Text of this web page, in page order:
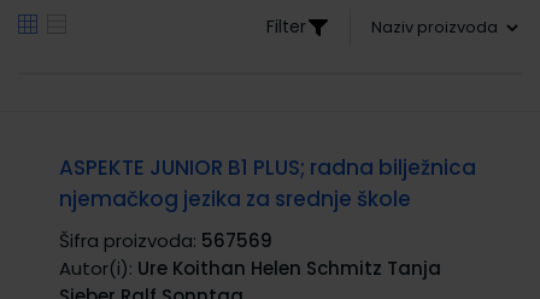
Filter
ASPEKTE JUNIOR B1 PLUS; radna bilježnica
njemačkog jezika za srednje škole
Šifra proizvoda: 567569
Autor(i): Ure Koithan Helen Schmitz Tanja